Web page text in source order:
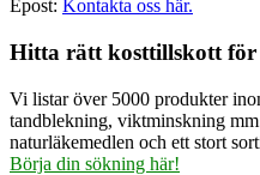
Epost: Kontakta oss här.
Hitta rätt kosttillskott för
Vi listar över 5000 produkter
tandblekning, viktminskning
naturläkemedlen och ett stort
Börja din sökning här!